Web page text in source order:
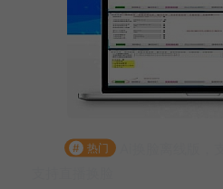
# 热门